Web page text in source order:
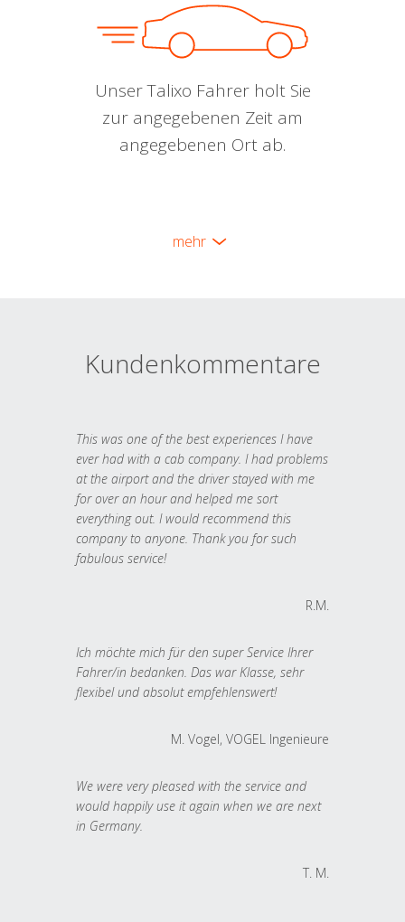
Unser Talixo Fahrer holt Sie
zur angegebenen Zeit am
angegebenen Ort ab.
mehr
Kundenkommentare
This was one of the best experiences I have
ever had with a cab company. I had problems
at the airport and the driver stayed with me
for over an hour and helped me sort
everything out. I would recommend this
company to anyone. Thank you for such
fabulous service!
R.M.
Ich möchte mich für den super Service Ihrer
Fahrer/in bedanken. Das war Klasse, sehr
flexibel und absolut empfehlenswert!
M. Vogel, VOGEL Ingenieure
We were very pleased with the service and
would happily use it again when we are next
in Germany.
T. M.